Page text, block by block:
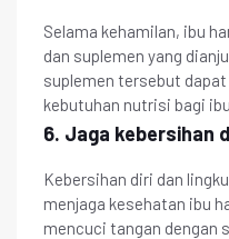
Selama kehamilan, ibu
dan suplemen yang
suplemen tersebut
kebutuhan nutrisi bagi
6. Jaga kebersihan
Kebersihan diri dan
menjaga kesehatan ibu
mencuci tangan dengan